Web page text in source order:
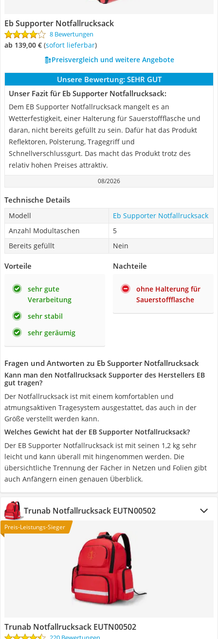
Eb Supporter Notfallrucksack
8 Bewertungen
ab 139,00 € ( Sofort lieferbar)
Preisvergleich und weitere Angebote
Unsere Bewertung: SEHR GUT
Unser Fazit für Eb Supporter Notfallrucksack:
Dem EB Supporter Notfallrucksack mangelt es an
Wetterfestigkeit, einer Halterung für Sauerstoffflasche und
daran, nicht bereits gefüllt zu sein. Dafür hat das Produkt
Reflektoren, Polsterung, Tragegriff und
Schnellverschlussgurt. Das macht das Produkt trotz des
relativ hohen Preises attraktiv.
08/2026
Technische Details
Modell
Eb Supporter Notfallrucksack
Anzahl Modultaschen
5
Bereits gefüllt
Nein
Vorteile
sehr gute
Verarbeitung
sehr stabil
sehr geräumig
Nachteile
ohne Halterung für
Sauerstoffflasche
Fragen und Antworten zu Eb Supporter Notfallrucksack
Kann man den Notfallrucksack Supporter des Herstellers EB
gut tragen?
Der Notfallrucksack ist mit einem komfortablen und
atmungsaktiven Tragesystem ausgestattet, das auch in der
Größe verstellt werden kann.
Welches Gewicht hat der EB Supporter Notfallrucksack?
Der EB Supporter Notfallrucksack ist mit seinen 1,2 kg sehr
leicht und kann überall mit hingenommen werden. Die
übersichtliche Trennung der Fächer in Netzen und Folien gibt
auch Anfängern einen genauen Überblick.
Trunab Notfallrucksack EUTN00502
Preis-Leistungs-Sieger
Trunab Notfallrucksack EUTN00502